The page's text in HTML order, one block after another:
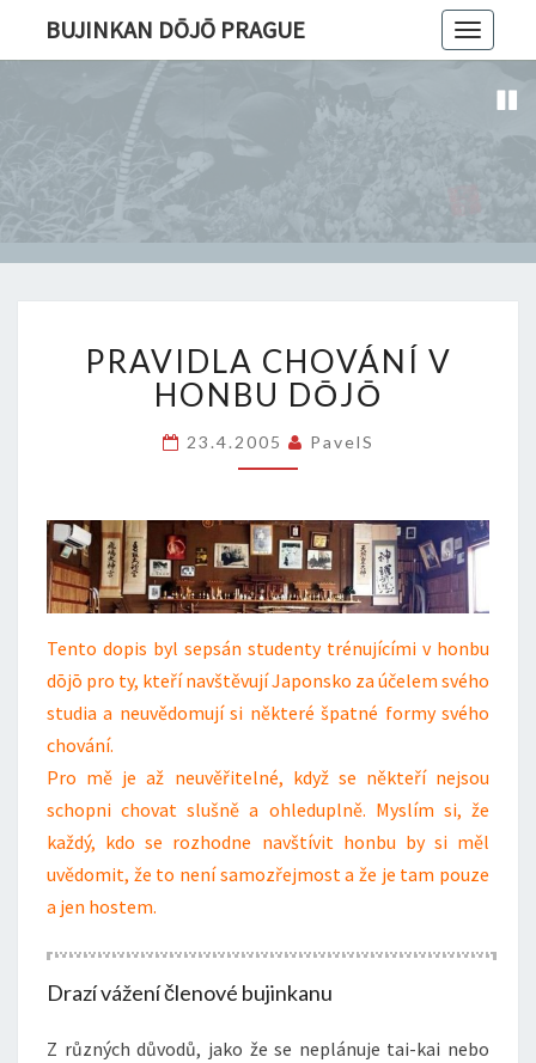
Toggle
BUJINKAN DŌJŌ PRAGUE
CHOVÁNÍ
V
HONBU
DŌJŌ
PRAVIDLA CHOVÁNÍ V
HONBU DŌJŌ
23.4.2005 PavelS
Tento dopis byl sepsán studenty trénujícími v honbu
dōjō pro ty, kteří navštěvují Japonsko za účelem svého
studia a neuvědomují si některé špatné formy svého
chování.
Pro mě je až neuvěřitelné, když se někteří nejsou
schopni chovat slušně a ohleduplně. Myslím si, že
každý, kdo se rozhodne navštívit honbu by si měl
uvědomit, že to není samozřejmost a že je tam pouze
a jen hostem.
Drazí vážení členové bujinkanu
Z různých důvodů, jako že se neplánuje tai-kai nebo